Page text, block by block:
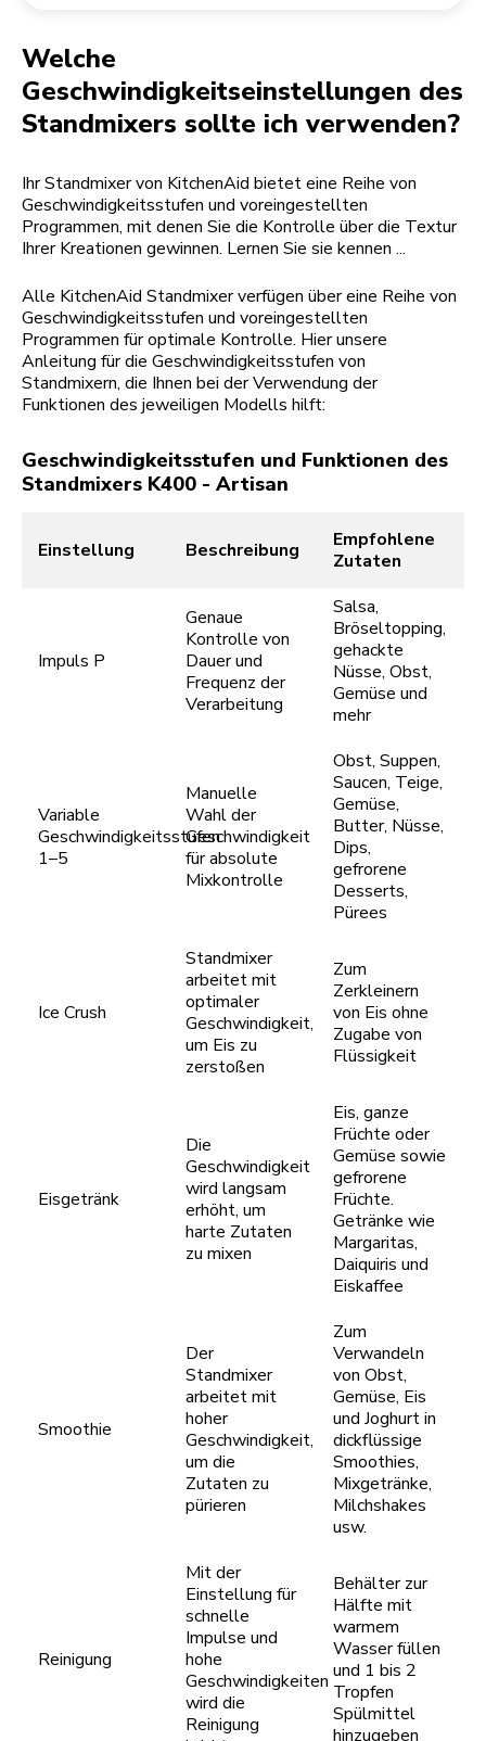
Welche
Geschwindigkeitseinstellungen des
Standmixers sollte ich verwenden?
Ihr Standmixer von KitchenAid bietet eine Reihe von
Geschwindigkeitsstufen und voreingestellten
Programmen, mit denen Sie die Kontrolle über die Textur
Ihrer Kreationen gewinnen. Lernen Sie sie kennen ...
Alle KitchenAid Standmixer verfügen über eine Reihe von
Geschwindigkeitsstufen und voreingestellten
Programmen für optimale Kontrolle. Hier unsere
Anleitung für die Geschwindigkeitsstufen von
Standmixern, die Ihnen bei der Verwendung der
Funktionen des jeweiligen Modells hilft:
Geschwindigkeitsstufen und Funktionen des
Standmixers K400 - Artisan
Einstellung Beschreibung
Empfohlene
Zutaten
Impuls P
Genaue
Kontrolle von
Dauer und
Frequenz der
Verarbeitung
Salsa,
Bröseltopping,
gehackte
Nüsse, Obst,
Gemüse und
mehr
Variable
Geschwindigkeitsstufen
1–5
Manuelle
Wahl der
Geschwindigkeit
für absolute
Mixkontrolle
Obst, Suppen,
Saucen, Teige,
Gemüse,
Butter, Nüsse,
Dips,
gefrorene
Desserts,
Pürees
Ice Crush
Standmixer
arbeitet mit
optimaler
Geschwindigkeit,
um Eis zu
zerstoßen
Zum
Zerkleinern
von Eis ohne
Zugabe von
Flüssigkeit
Eisgetränk
Die
Geschwindigkeit
wird langsam
erhöht, um
harte Zutaten
zu mixen
Eis, ganze
Früchte oder
Gemüse sowie
gefrorene
Früchte.
Getränke wie
Margaritas,
Daiquiris und
Eiskaffee
Smoothie
Der
Standmixer
arbeitet mit
hoher
Geschwindigkeit,
um die
Zutaten zu
pürieren
Zum
Verwandeln
von Obst,
Gemüse, Eis
und Joghurt in
dickflüssige
Smoothies,
Mixgetränke,
Milchshakes
usw.
Reinigung
Mit der
Einstellung für
schnelle
Impulse und
hohe
Geschwindigkeiten
wird die
Reinigung
Behälter zur
Hälfte mit
warmem
Wasser füllen
und 1 bis 2
Tropfen
Spülmittel
hinzugeben